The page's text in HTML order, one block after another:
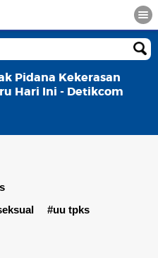
Pidana Kekerasan
Hari Ini - Detikcom
#uu tpks